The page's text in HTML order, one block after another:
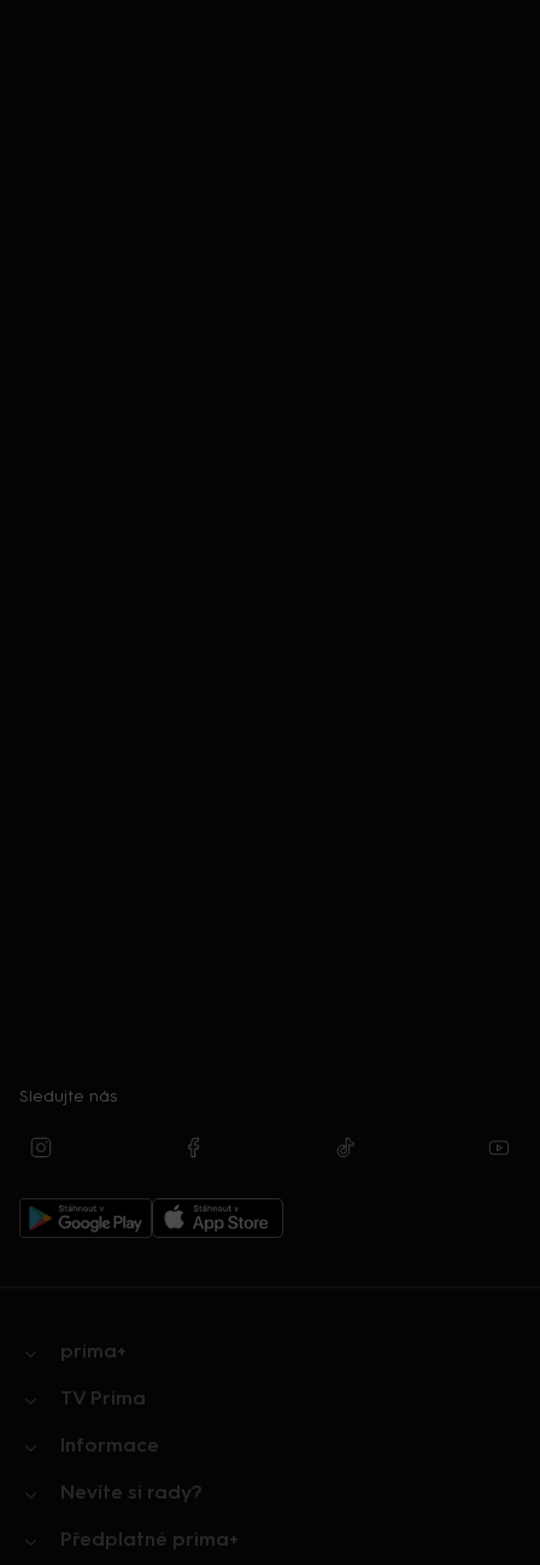
Sledujte nás
prima+
TV Prima
Informace
Nevíte si rady?
Předplatné prima+